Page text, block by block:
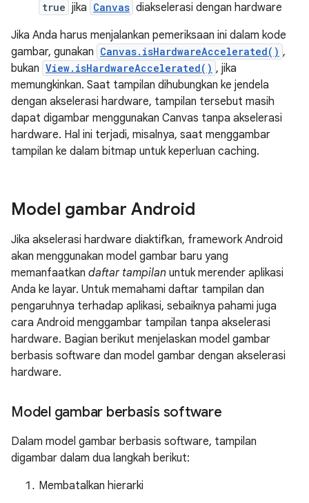
true jika Canvas diakselerasi dengan hardware
Jika Anda harus menjalankan pemeriksaan ini dalam kode
gambar, gunakan Canvas.isHardwareAccelerated() ,
bukan View.isHardwareAccelerated() , jika
memungkinkan. Saat tampilan dihubungkan ke jendela
dengan akselerasi hardware, tampilan tersebut masih
dapat digambar menggunakan Canvas tanpa akselerasi
hardware. Hal ini terjadi, misalnya, saat menggambar
tampilan ke dalam bitmap untuk keperluan caching.
Model gambar Android
Jika akselerasi hardware diaktifkan, framework Android
akan menggunakan model gambar baru yang
memanfaatkan daftar tampilan untuk merender aplikasi
Anda ke layar. Untuk memahami daftar tampilan dan
pengaruhnya terhadap aplikasi, sebaiknya pahami juga
cara Android menggambar tampilan tanpa akselerasi
hardware. Bagian berikut menjelaskan model gambar
berbasis software dan model gambar dengan akselerasi
hardware.
Model gambar berbasis software
Dalam model gambar berbasis software, tampilan
digambar dalam dua langkah berikut:
Membatalkan hierarki